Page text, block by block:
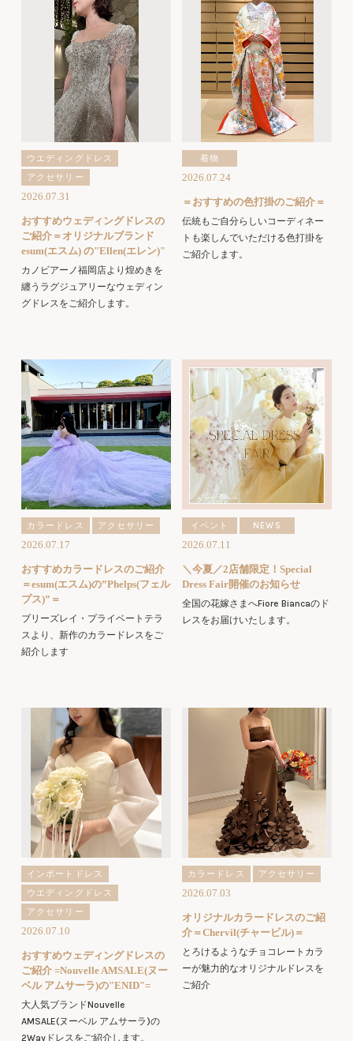
ウエディングドレス
アクセサリー
2026.07.31
おすすめウェディングドレスの
ご紹介＝オリジナルブランド
esum(エスム) の"Ellen(エレン)"
カノビアーノ福岡店より煌めきを
纏うラグジュアリーなウェディン
グドレスをご紹介します。
着物
2026.07.24
＝おすすめの色打掛のご紹介＝
伝統もご自分らしいコーディネー
トも楽しんでいただける色打掛を
ご紹介します。
カラードレス アクセサリー
2026.07.17
おすすめカラードレスのご紹介
＝esum(エスム)の”Phelps(フェル
プス)”＝
ブリーズレイ・プライベートテラ
スより、新作のカラードレスをご
紹介します
イベント NEWS
2026.07.11
＼今夏／2店舗限定！Special
Dress Fair開催のお知らせ
全国の花嫁さまへFiore Biancaのド
レスをお届けいたします。
インポートドレス
ウエディングドレス
アクセサリー
2026.07.10
おすすめウェディングドレスの
ご紹介 =Nouvelle AMSALE(ヌー
ベル アムサーラ)の"ENID"=
大人気ブランドNouvelle
AMSALE(ヌーベル アムサーラ)の
2Wayドレスをご紹介します。
カラードレス アクセサリー
2026.07.03
オリジナルカラードレスのご紹
介＝Chervil(チャービル)＝
とろけるようなチョコレートカラ
ーが魅力的なオリジナルドレスを
ご紹介